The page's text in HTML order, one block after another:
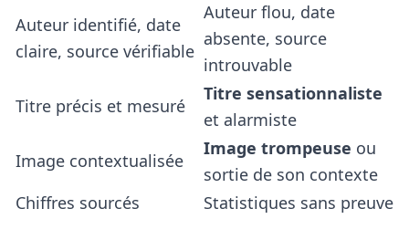
Auteur identifié, date
claire, source vérifiable
Auteur flou, date
absente, source
introuvable
Titre précis et mesuré
Titre sensationnaliste
et alarmiste
Image contextualisée
Image trompeuse ou
sortie de son contexte
Chiffres sourcés
Statistiques sans preuve